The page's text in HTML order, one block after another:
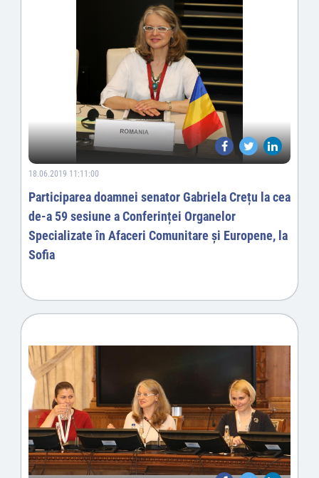
18.06.2019 11:11:00
Participarea doamnei senator Gabriela Crețu la cea
de-a 59 sesiune a Conferinței Organelor
Specializate în Afaceri Comunitare și Europene, la
Sofia